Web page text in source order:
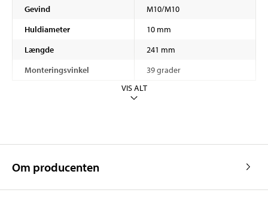
Gevind
M10/M10
Huldiameter
10 mm
Længde
241 mm
Monteringsvinkel
39 grader
VIS ALT
Om producenten